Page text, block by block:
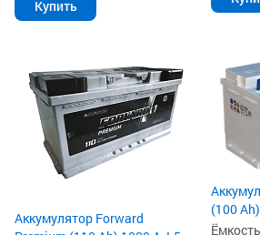
Купить
Аккумулятор Forward
(100